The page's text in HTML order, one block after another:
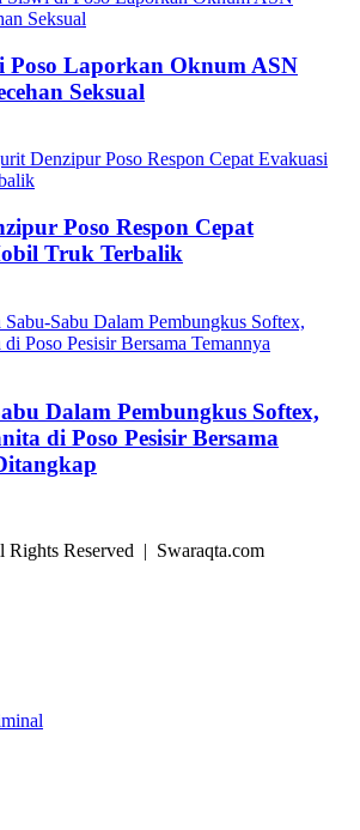
Poso Laporkan Oknum ASN
Seksual
Poso Respon Cepat
Truk Terbalik
Dalam Pembungkus Softex,
di Poso Pesisir Bersama
Reserved | Swaraqta.com